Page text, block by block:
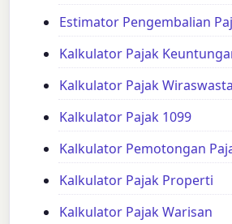
Estimator Pengembalian
Kalkulator Pajak
Kalkulator Pajak Wiraswasta
Kalkulator Pajak 1099
Kalkulator Pemotongan
Kalkulator Pajak Properti
Kalkulator Pajak Warisan